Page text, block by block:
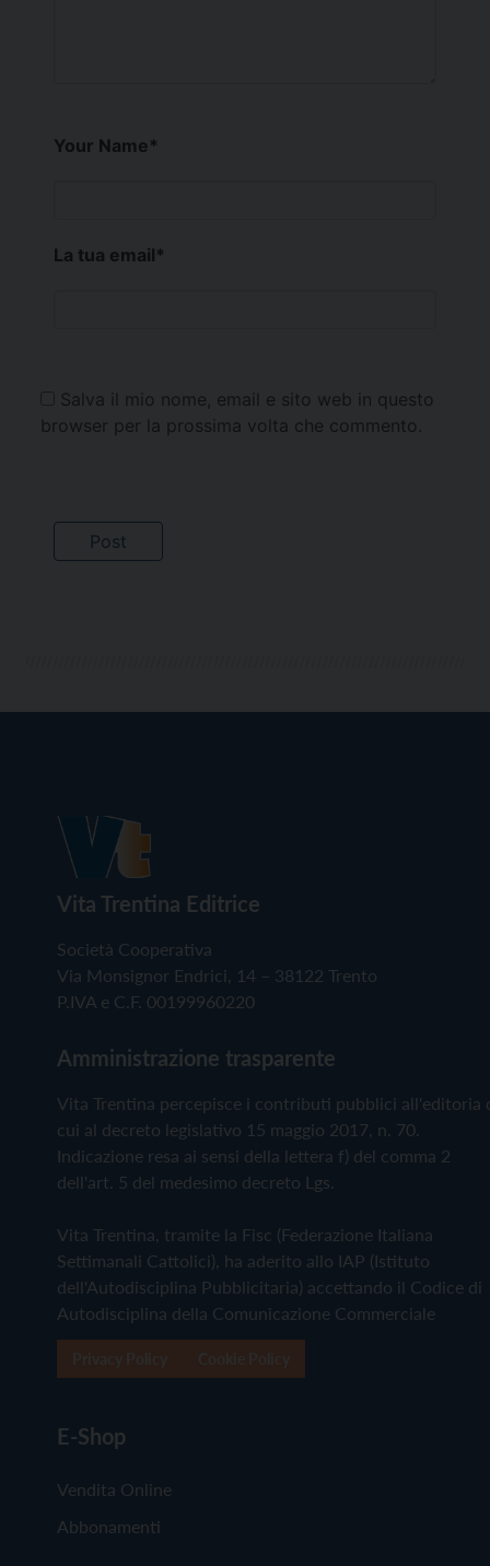
Your Name*
La tua email*
Salva il mio nome, email e sito web in questo
browser per la prossima volta che commento.
Vita Trentina Editrice
Società Cooperativa
Via Monsignor Endrici, 14 – 38122 Trento
P.IVA e C.F. 00199960220
Amministrazione trasparente
Vita Trentina percepisce i contributi pubblici all'editoria
cui al decreto legislativo 15 maggio 2017, n. 70.
Indicazione resa ai sensi della lettera f) del comma 2
dell'art. 5 del medesimo decreto Lgs.
Vita Trentina, tramite la Fisc (Federazione Italiana
Settimanali Cattolici), ha aderito allo IAP (Istituto
dell'Autodisciplina Pubblicitaria) accettando il Codice di
Autodisciplina della Comunicazione Commerciale
E-Shop
Vendita Online
Abbonamenti